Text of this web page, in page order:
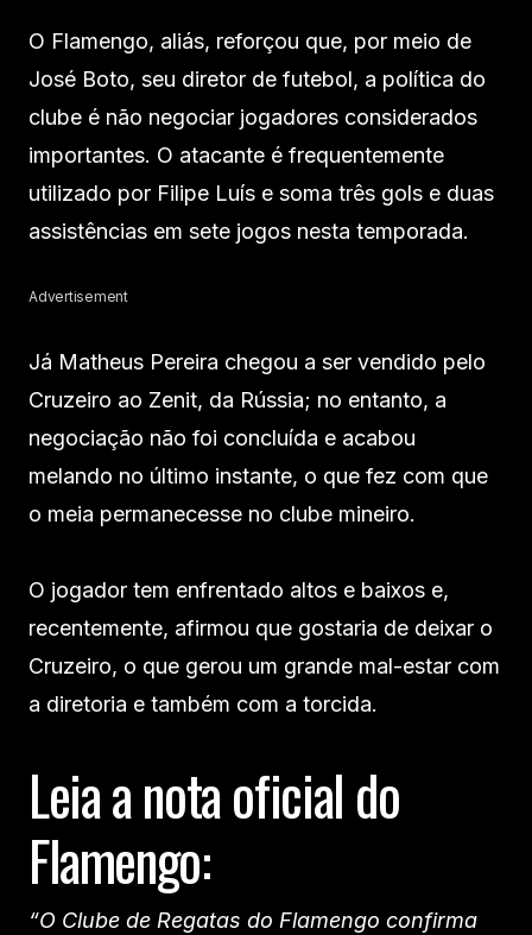
O Flamengo, aliás, reforçou que, por meio de
José Boto, seu diretor de futebol, a política do
clube é não negociar jogadores considerados
importantes. O atacante é frequentemente
utilizado por Filipe Luís e soma três gols e duas
assistências em sete jogos nesta temporada.
Advertisement
Já Matheus Pereira chegou a ser vendido pelo
Cruzeiro ao Zenit, da Rússia; no entanto, a
negociação não foi concluída e acabou
melando no último instante, o que fez com que
o meia permanecesse no clube mineiro.
O jogador tem enfrentado altos e baixos e,
recentemente, afirmou que gostaria de deixar o
Cruzeiro, o que gerou um grande mal-estar com
a diretoria e também com a torcida.
Leia a nota oficial do
Flamengo:
“O Clube de Regatas do Flamengo confirma